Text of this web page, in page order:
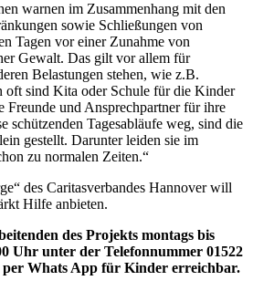
warnen im Zusammenhang mit den
sowie Schließungen von
Tagen vor einer Zunahme von
Gewalt. Das gilt vor allem für
Belastungen stehen, wie z.B.
oft sind Kita oder Schule für die Kinder
Freunde und Ansprechpartner für ihre
schützenden Tagesabläufe weg, sind die
gestellt. Darunter leiden sie im
zu normalen Zeiten.“
des Caritasverbandes Hannover will
Hilfe anbieten.
des Projekts montags bis
Uhr unter der Telefonnummer 01522
per Whats App für Kinder erreichbar.